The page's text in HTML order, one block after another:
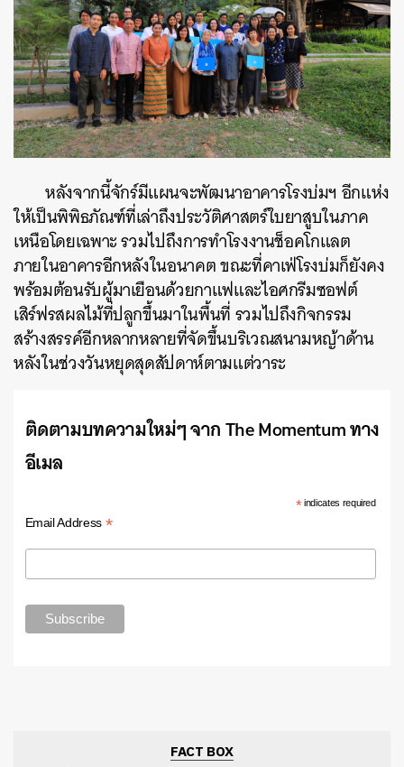
หลังจากนี้จักร์มีแผนจะพัฒนาอาคารโรงบ่มฯ อีกแห่ง
ให้เป็นพิพิธภัณฑ์ที่เล่าถึงประวัติศาสตร์ใบยาสูบในภาค
เหนือโดยเฉพาะ รวมไปถึงการทำโรงงานช็อคโกแลต
ภายในอาคารอีกหลังในอนาคต ขณะที่คาเฟ่โรงบ่มก็ยังคง
พร้อมต้อนรับผู้มาเยือนด้วยกาแฟและไอศกรีมซอฟต์
เสิร์ฟรสผลไม้ที่ปลูกขึ้นมาในพื้นที่ รวมไปถึงกิจกรรม
สร้างสรรค์อีกหลากหลายที่จัดขึ้นบริเวณสนามหญ้าด้าน
หลังในช่วงวันหยุดสุดสัปดาห์ตามแต่วาระ
ติดตามบทความใหม่ๆ จาก The Momentum ทาง
อีเมล
*indicates required
Email Address *
FACT BOX